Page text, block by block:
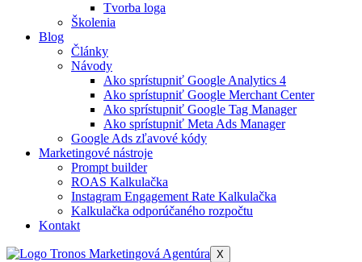
Tvorba loga
Školenia
Blog
Články
Návody
Ako sprístupniť Google Analytics 4​
Ako sprístupniť Google Merchant Center​
Ako sprístupniť Google Tag Manager​
Ako sprístupniť Meta Ads Manager​
Google Ads zľavové kódy
Marketingové nástroje
Prompt builder
ROAS Kalkulačka
Instagram Engagement Rate Kalkulačka
Kalkulačka odporúčaného rozpočtu
Kontakt
X